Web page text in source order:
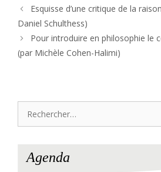
Esquisse d’une critique de la
Daniel Schulthess)
Pour introduire en philosophie le
(par Michèle Cohen-Halimi)
Agenda